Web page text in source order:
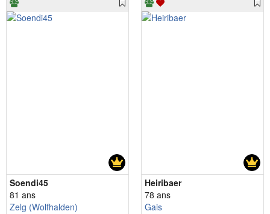
Soendi45
81 ans
Zelg (Wolfhalden)
Heiribaer
78 ans
Gais